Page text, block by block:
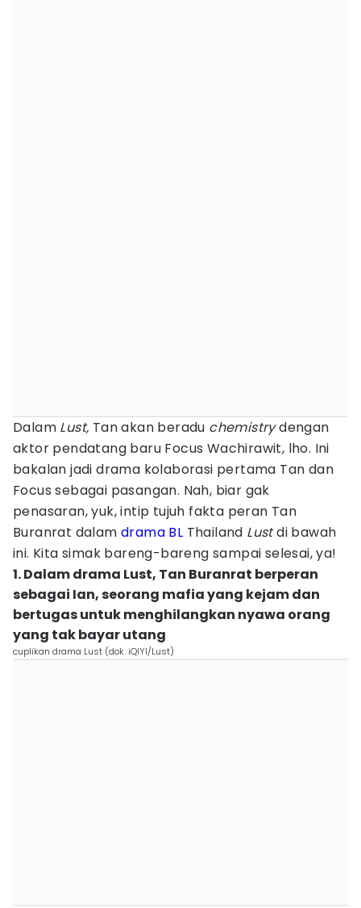
Dalam Lust, Tan akan beradu chemistrydengan
aktor pendatang baru Focus Wachirawit, lho. Ini
bakalan jadi drama kolaborasi pertama Tan dan
Focus sebagai pasangan. Nah, biar gak
penasaran, yuk, intip tujuh fakta peran Tan
Buranrat dalam drama BL Thailand Lustdi bawah
ini. Kita simak bareng-bareng sampai selesai, ya!
1. Dalam drama Lust, Tan Buranrat berperan
sebagai Ian, seorang mafia yang kejam dan
bertugas untuk menghilangkan nyawa orang
yang tak bayar utang
cuplikan drama Lust (dok. iQIYI/Lust)